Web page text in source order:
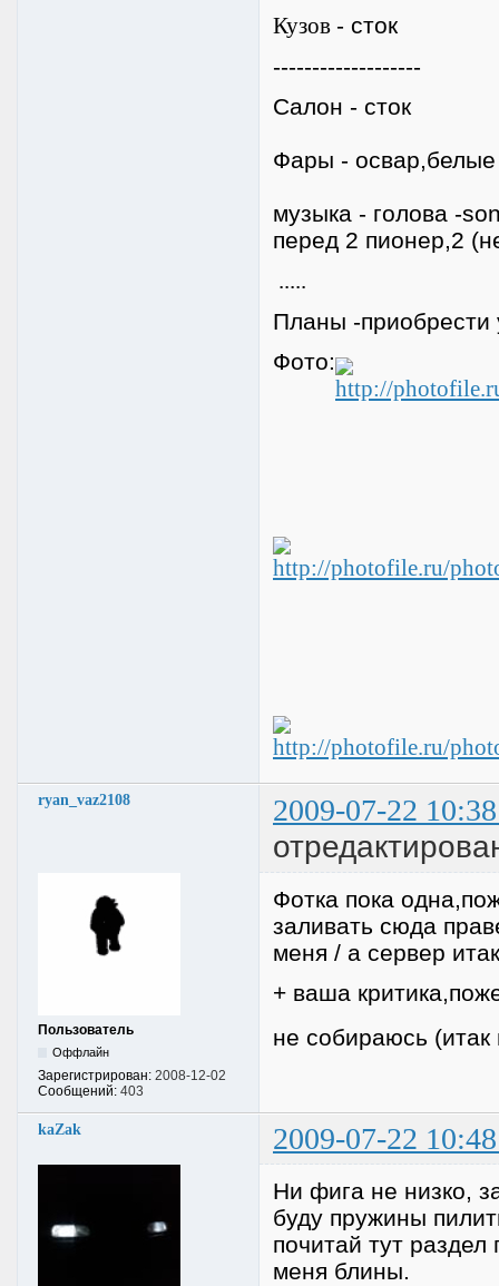
Кузов - сток
-------------------
Салон - сток
Фары - освар,белые
музыка - голова -
перед 2 пионер,2
.....
Планы -приобрести
Фото:
ryan_vaz2108 2009-07-22
Пользователь
Оффлайн
Зарегистрирован: 2008-12-02
Сообщений: 403
Фотка пока
заливать сюда
меня / а сервер
+ ваша
не собираюсь (итак
kaZak 2009-07-22
Ни фига не низко,
буду пружины
почитай тут
меня блины.